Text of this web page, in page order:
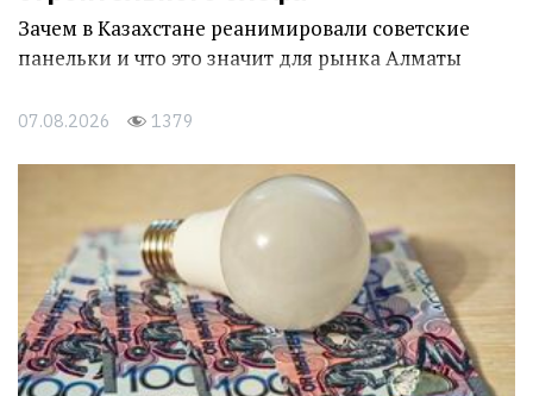
Зачем в Казахстане реанимировали советские
панельки и что это значит для рынка Алматы
07.08.2026 1379